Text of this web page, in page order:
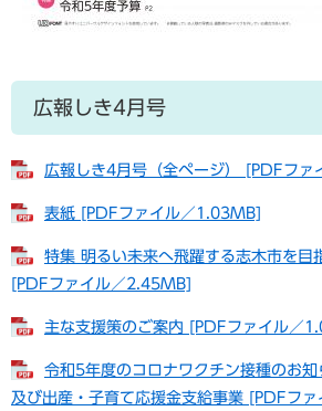
広報しき4月号
広報しき4月号（全ページ） [PDFファ
表紙 [PDFファイル／1.03MB]
特集 明るい未来へ飛躍する志木市を目
[PDFファイル／2.45MB]
主な支援策のご案内 [PDFファイル／
令和5年度のコロナワクチン接種のお
及び出産・子育て応援金支給事業 [PDFフ